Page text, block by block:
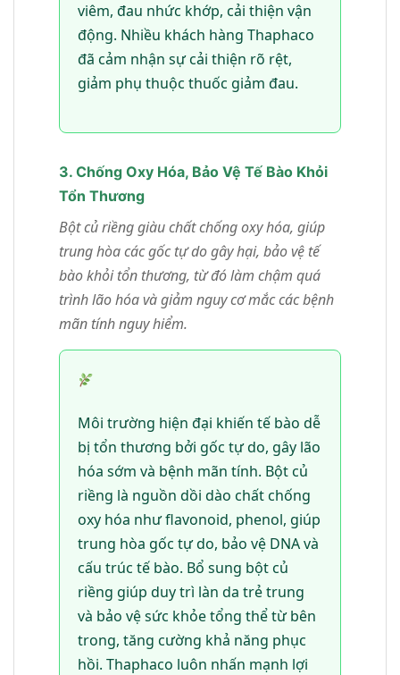
viêm, đau nhức khớp, cải thiện vận
động. Nhiều khách hàng Thaphaco
đã cảm nhận sự cải thiện rõ rệt,
giảm phụ thuộc thuốc giảm đau.
3. Chống Oxy Hóa, Bảo Vệ Tế Bào Khỏi
Tổn Thương
Bột củ riềng giàu chất chống oxy hóa, giúp
trung hòa các gốc tự do gây hại, bảo vệ tế
bào khỏi tổn thương, từ đó làm chậm quá
trình lão hóa và giảm nguy cơ mắc các bệnh
mãn tính nguy hiểm.
Môi trường hiện đại khiến tế bào dễ
bị tổn thương bởi gốc tự do, gây lão
hóa sớm và bệnh mãn tính. Bột củ
riềng là nguồn dồi dào chất chống
oxy hóa như flavonoid, phenol, giúp
trung hòa gốc tự do, bảo vệ DNA và
cấu trúc tế bào. Bổ sung bột củ
riềng giúp duy trì làn da trẻ trung
và bảo vệ sức khỏe tổng thể từ bên
trong, tăng cường khả năng phục
hồi. Thaphaco luôn nhấn mạnh lợi